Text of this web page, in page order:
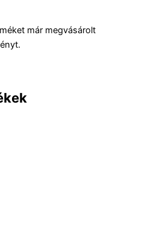
már megvásárolt